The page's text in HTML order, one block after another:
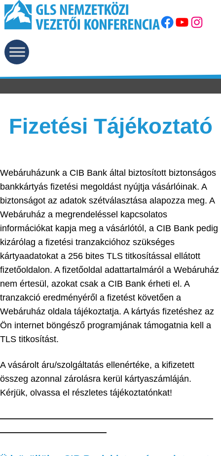
Facebook YouTube Instagram
Fizetési Tájékoztató
Webáruházunk a CIB Bank által biztosított biztonságos
bankkártyás fizetési megoldást nyújtja vásárlóinak. A
biztonságot az adatok szétválasztása alapozza meg. A
Webáruház a megrendeléssel kapcsolatos
információkat kapja meg a vásárlótól, a CIB Bank pedig
kizárólag a fizetési tranzakcióhoz szükséges
kártyaadatokat a 256 bites TLS titkosítással ellátott
fizetőoldalon. A fizetőoldal adattartalmáról a Webáruház
nem értesül, azokat csak a CIB Bank érheti el. A
tranzakció eredményéről a fizetést követően a
Webáruház oldala tájékoztatja. A kártyás fizetéshez az
Ön internet böngésző programjának támogatnia kell a
TLS titkosítást.
A vásárolt áru/szolgáltatás ellenértéke, a kifizetett
összeg azonnal zárolásra kerül kártyaszámláján.
Kérjük, olvassa el részletes tájékoztatónkat!
————————————————————————
————————————